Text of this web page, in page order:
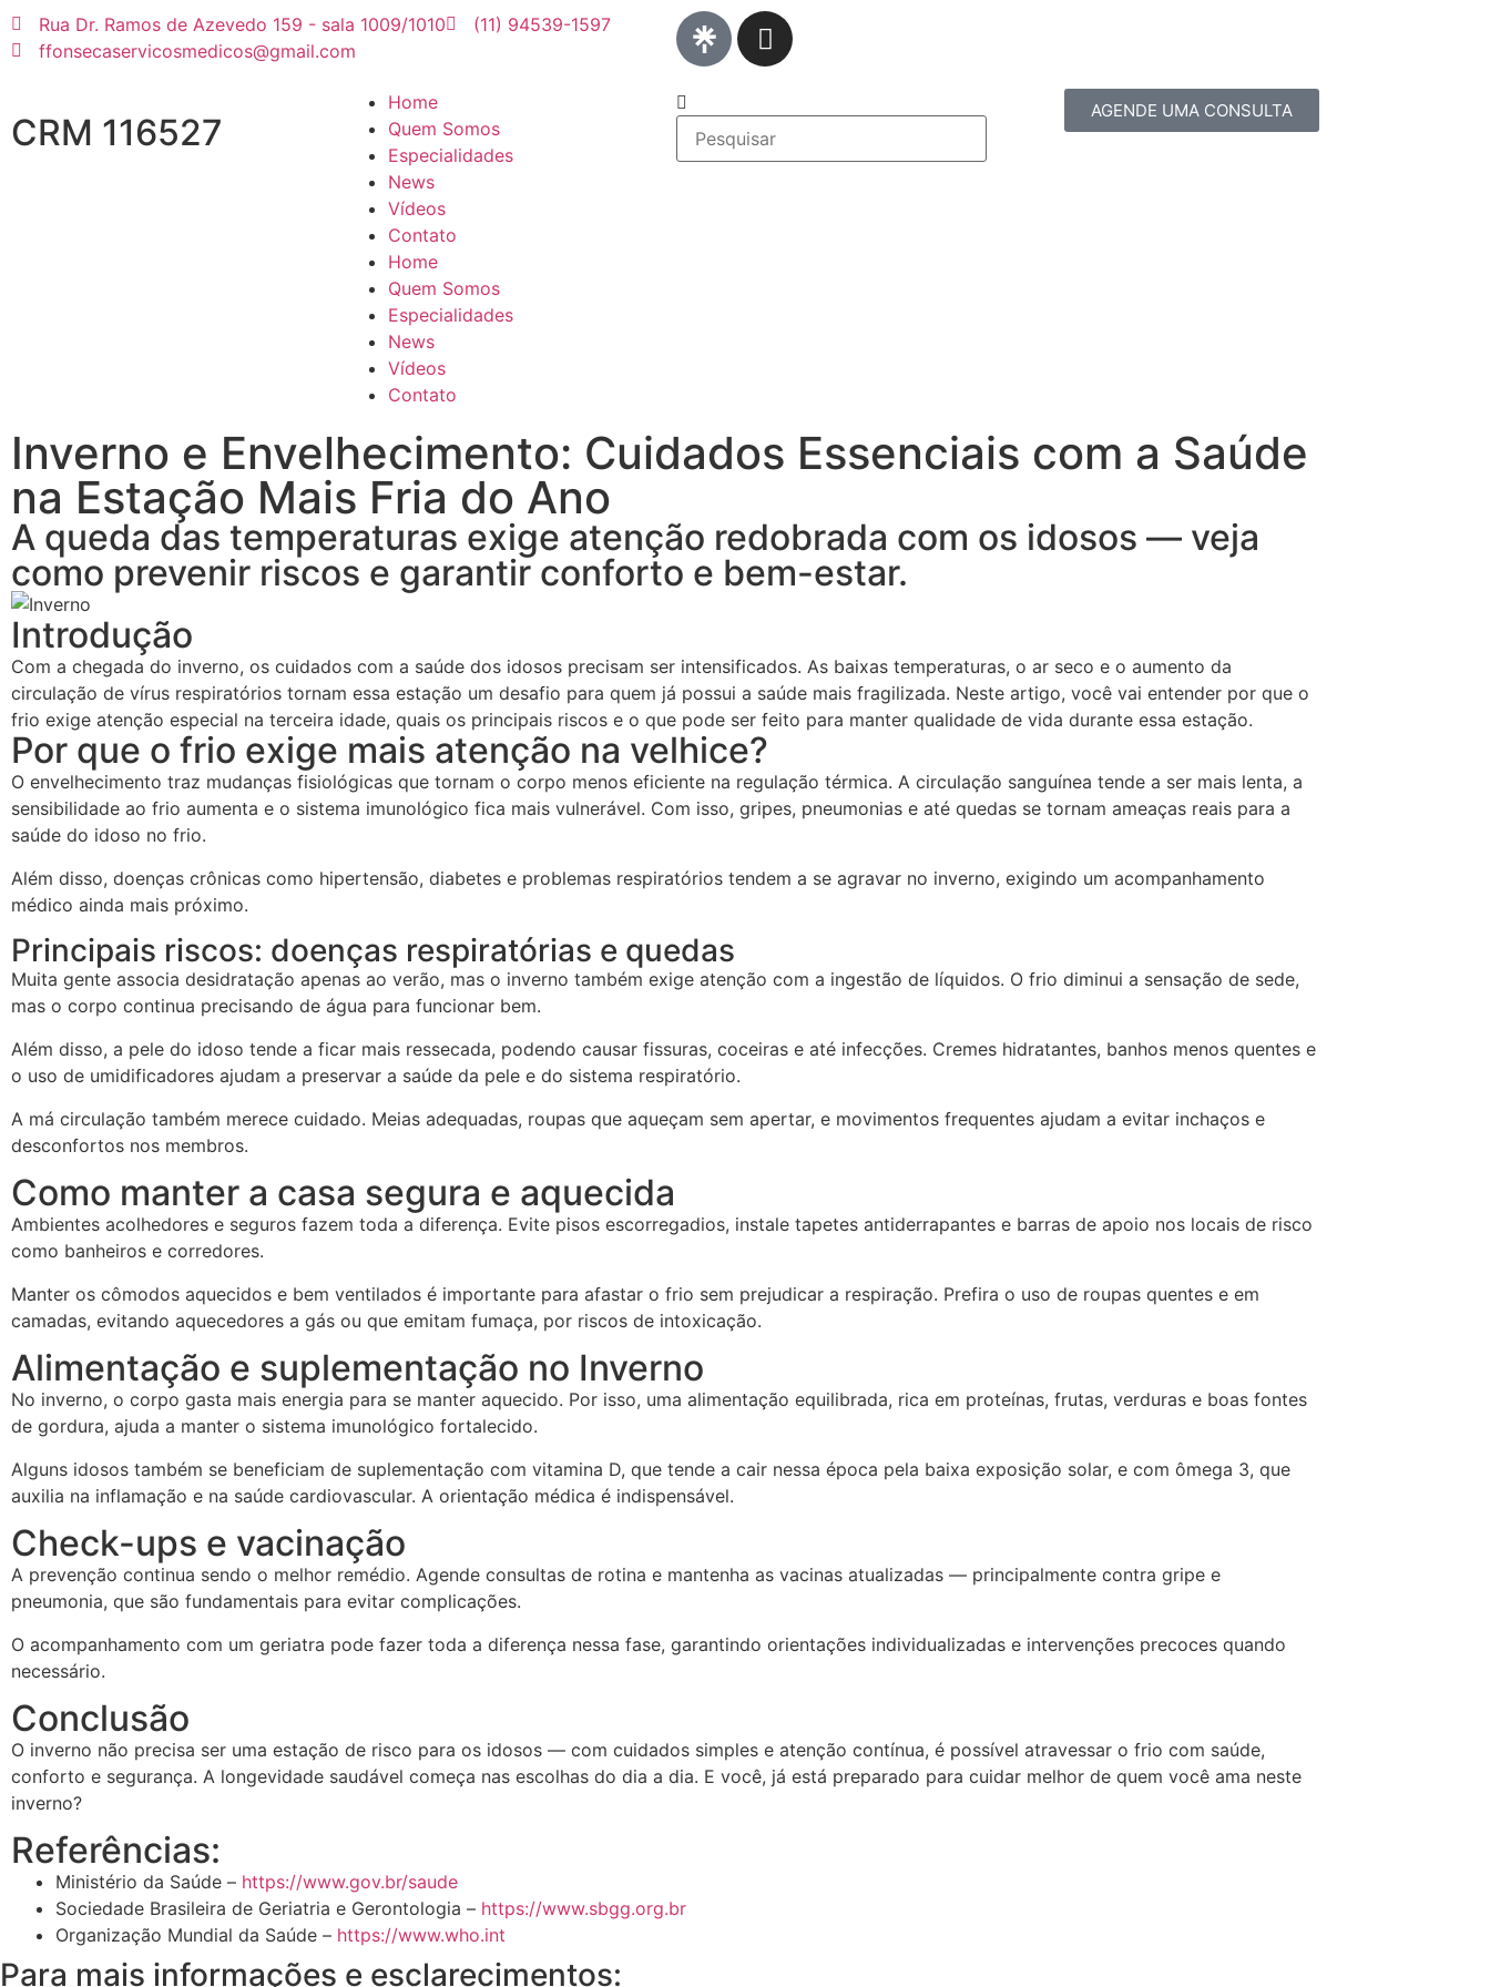
Rua Dr. Ramos de Azevedo 159 - sala 1009/1010
(11) 94539-1597
ffonsecaservicosmedicos@gmail.com
CRM 116527
Home
Quem Somos
Especialidades
News
Vídeos
Contato
Home
Quem Somos
Especialidades
News
Vídeos
Contato
AGENDE UMA CONSULTA
Inverno e Envelhecimento: Cuidados Essenciais com a Saúde
na Estação Mais Fria do Ano
A queda das temperaturas exige atenção redobrada com os idosos — veja
como prevenir riscos e garantir conforto e bem-estar.
Introdução
Com a chegada do inverno, os cuidados com a saúde dos idosos precisam ser intensificados. As baixas temperaturas, o ar seco e o aumento da
circulação de vírus respiratórios tornam essa estação um desafio para quem já possui a saúde mais fragilizada. Neste artigo, você vai entender por que o
frio exige atenção especial na terceira idade, quais os principais riscos e o que pode ser feito para manter qualidade de vida durante essa estação.
Por que o frio exige mais atenção na velhice?
O envelhecimento traz mudanças fisiológicas que tornam o corpo menos eficiente na regulação térmica. A circulação sanguínea tende a ser mais lenta, a
sensibilidade ao frio aumenta e o sistema imunológico fica mais vulnerável. Com isso, gripes, pneumonias e até quedas se tornam ameaças reais para a
saúde do idoso no frio.
Além disso, doenças crônicas como hipertensão, diabetes e problemas respiratórios tendem a se agravar no inverno, exigindo um acompanhamento
médico ainda mais próximo.
Principais riscos: doenças respiratórias e quedas
Muita gente associa desidratação apenas ao verão, mas o inverno também exige atenção com a ingestão de líquidos. O frio diminui a sensação de sede,
mas o corpo continua precisando de água para funcionar bem.
Além disso, a pele do idoso tende a ficar mais ressecada, podendo causar fissuras, coceiras e até infecções. Cremes hidratantes, banhos menos quentes e
o uso de umidificadores ajudam a preservar a saúde da pele e do sistema respiratório.
A má circulação também merece cuidado. Meias adequadas, roupas que aqueçam sem apertar, e movimentos frequentes ajudam a evitar inchaços e
desconfortos nos membros.
Como manter a casa segura e aquecida
Ambientes acolhedores e seguros fazem toda a diferença. Evite pisos escorregadios, instale tapetes antiderrapantes e barras de apoio nos locais de risco
como banheiros e corredores.
Manter os cômodos aquecidos e bem ventilados é importante para afastar o frio sem prejudicar a respiração. Prefira o uso de roupas quentes e em
camadas, evitando aquecedores a gás ou que emitam fumaça, por riscos de intoxicação.
Alimentação e suplementação no Inverno
No inverno, o corpo gasta mais energia para se manter aquecido. Por isso, uma alimentação equilibrada, rica em proteínas, frutas, verduras e boas fontes
de gordura, ajuda a manter o sistema imunológico fortalecido.
Alguns idosos também se beneficiam de suplementação com vitamina D, que tende a cair nessa época pela baixa exposição solar, e com ômega 3, que
auxilia na inflamação e na saúde cardiovascular. A orientação médica é indispensável.
Check-ups e vacinação
A prevenção continua sendo o melhor remédio. Agende consultas de rotina e mantenha as vacinas atualizadas — principalmente contra gripe e
pneumonia, que são fundamentais para evitar complicações.
O acompanhamento com um geriatra pode fazer toda a diferença nessa fase, garantindo orientações individualizadas e intervenções precoces quando
necessário.
Conclusão
O inverno não precisa ser uma estação de risco para os idosos — com cuidados simples e atenção contínua, é possível atravessar o frio com saúde,
conforto e segurança. A longevidade saudável começa nas escolhas do dia a dia. E você, já está preparado para cuidar melhor de quem você ama neste
inverno?
Referências:
Ministério da Saúde – https://www.gov.br/saude
Sociedade Brasileira de Geriatria e Gerontologia – https://www.sbgg.org.br
Organização Mundial da Saúde – https://www.who.int
Para mais informações e esclarecimentos: